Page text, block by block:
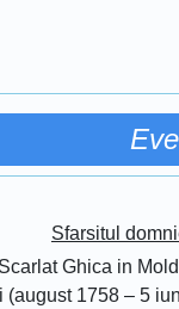
Sfarsitul
Ghica in
1758 – 5